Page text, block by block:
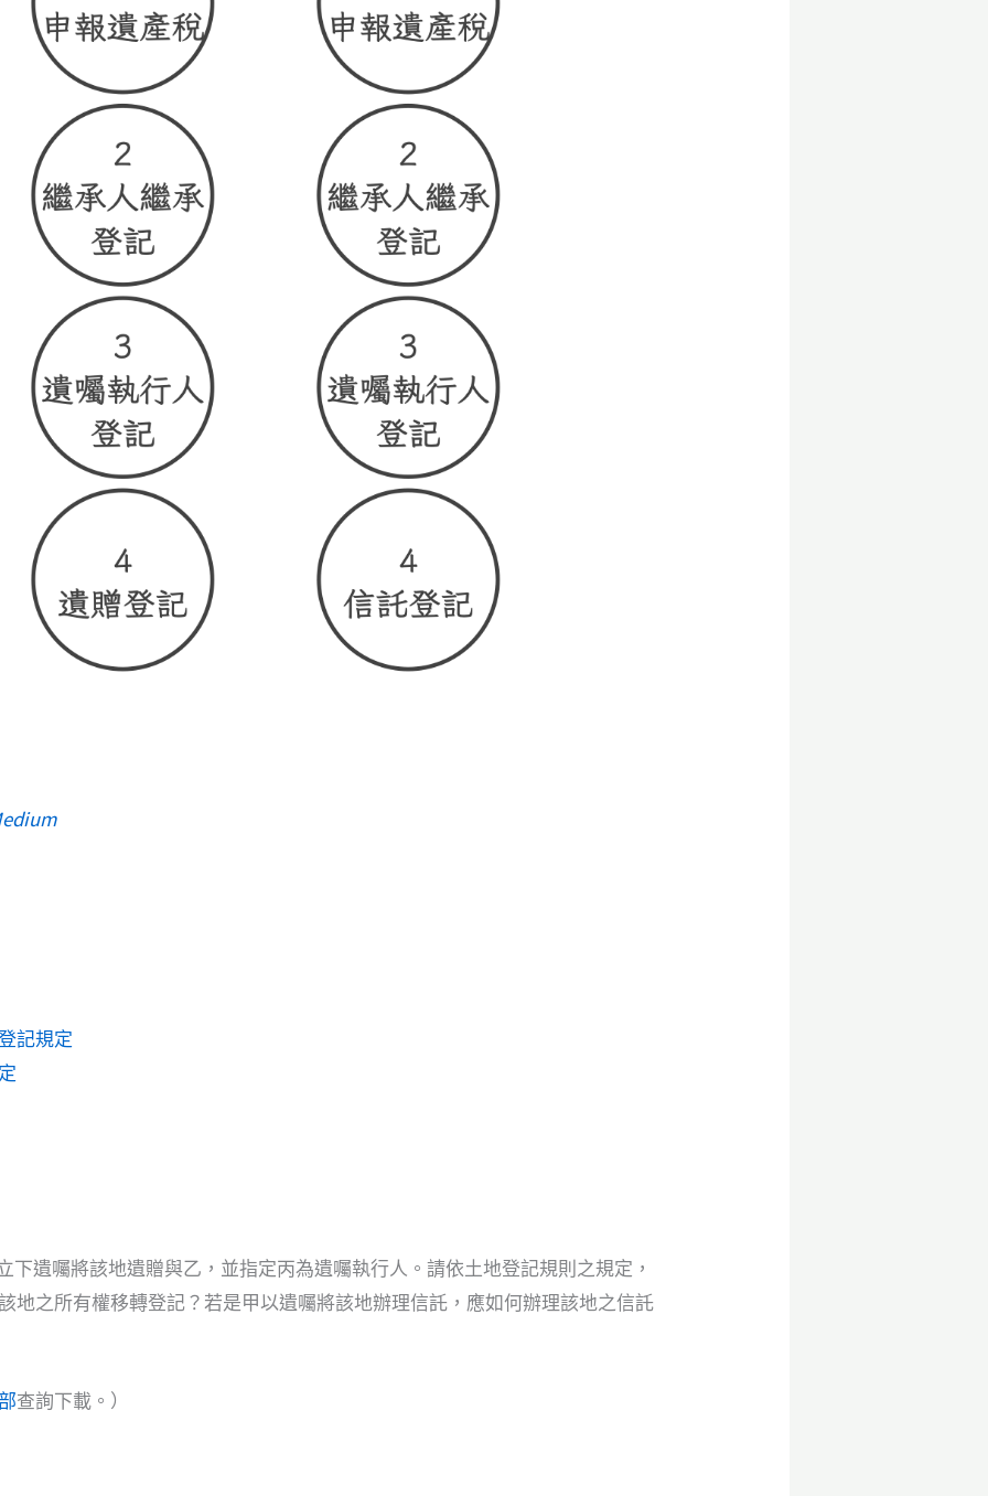
記規定
下遺囑將該地遺贈與乙，並指定丙為遺囑執行人。請依土地登記規則之規定，
地之所有權移轉登記？若是甲以遺囑將該地辦理信託，應如何辦理該地之信託
查詢下載。）